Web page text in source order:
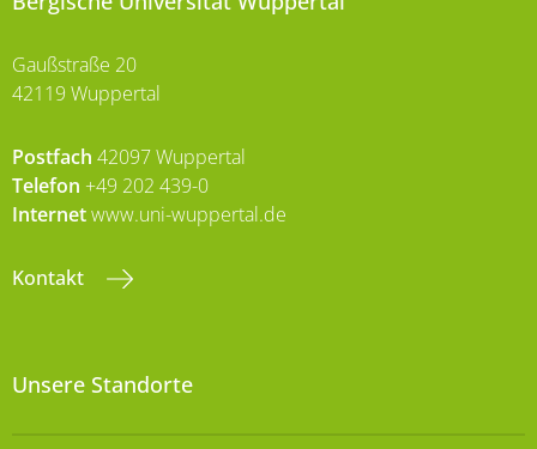
Gaußstraße 20
42119 Wuppertal
Postfach 42097 Wuppertal
Telefon +49 202 439-0
Internetwww.uni-wuppertal.de
Kontakt
Unsere Standorte